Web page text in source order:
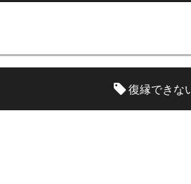
復縁できな